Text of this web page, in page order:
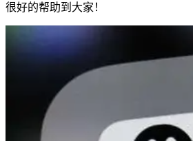
很好的帮助到大家！